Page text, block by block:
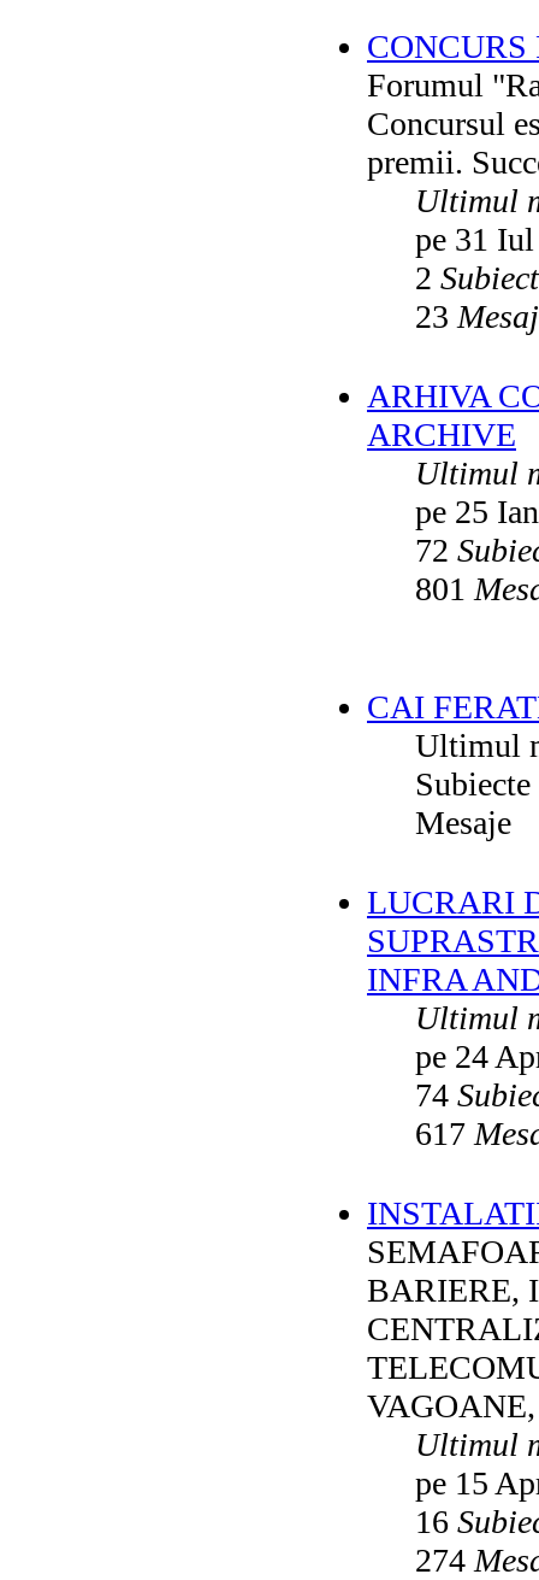
Forumul
Concursul
premii.
Ultimul
pe 31
2
23
ARHIVA
ARCHIVE
Ultimul
pe 25
72
801
CAI
Ultimul
Subiecte
Mesaje
LUCRARI
INFRA
Ultimul
pe 24
74
617
BARIERE,
Ultimul
pe 15
16
274